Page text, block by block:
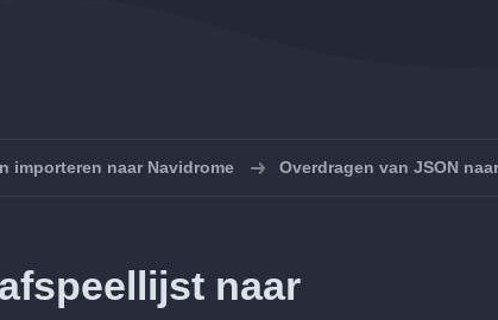
importeren naar Navidrome Overdragen van JSON
naar